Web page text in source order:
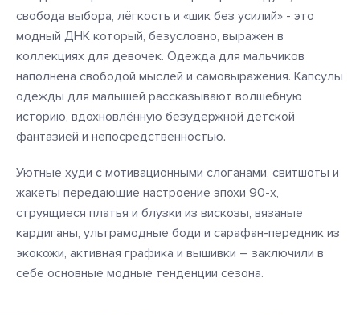
свобода выбора, лёгкость и «шик без усилий» - это
модный ДНК который, безусловно, выражен в
коллекциях для девочек. Одежда для мальчиков
наполнена свободой мыслей и самовыражения. Капсулы
одежды для малышей рассказывают волшебную
историю, вдохновлённую безудержной детской
фантазией и непосредственностью.
Уютные худи с мотивационными слоганами, свитшоты и
жакеты передающие настроение эпохи 90-х,
струящиеся платья и блузки из вискозы, вязаные
кардиганы, ультрамодные боди и сарафан-передник из
экокожи, активная графика и вышивки – заключили в
себе основные модные тенденции сезона.